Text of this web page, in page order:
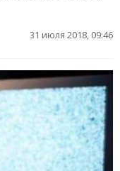
31 июля 2018, 09:46